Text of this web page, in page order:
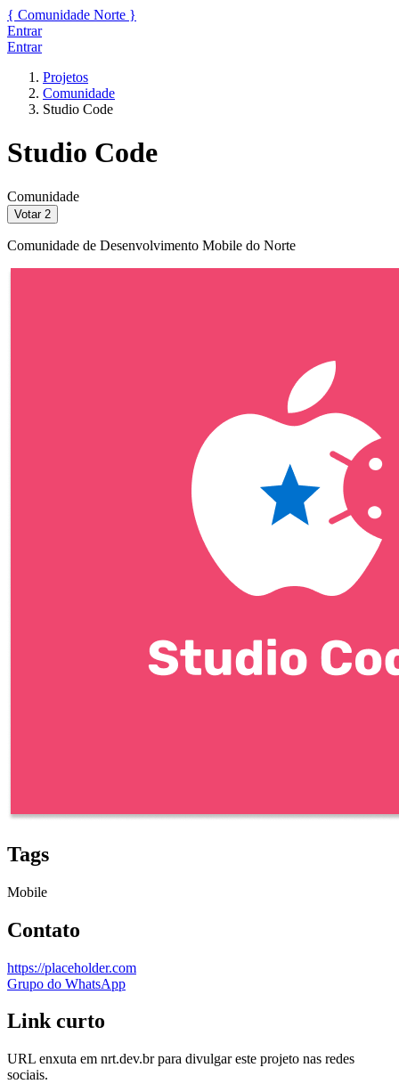
{ Comunidade Norte }
Entrar
Entrar
Projetos
Comunidade
Studio Code
Studio Code
Comunidade
Votar 2
Comunidade de Desenvolvimento Mobile do Norte
Tags
Mobile
Contato
https://placeholder.com
Grupo do WhatsApp
Link curto
URL enxuta em nrt.dev.brpara divulgar este projeto nas redes
sociais.